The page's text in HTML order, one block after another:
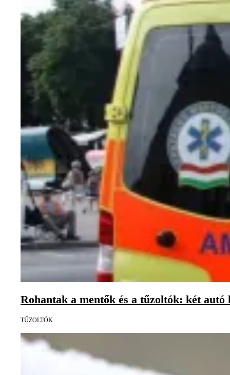
Rohantak a mentők és a tűzoltók: két
TŰZOLTÓK